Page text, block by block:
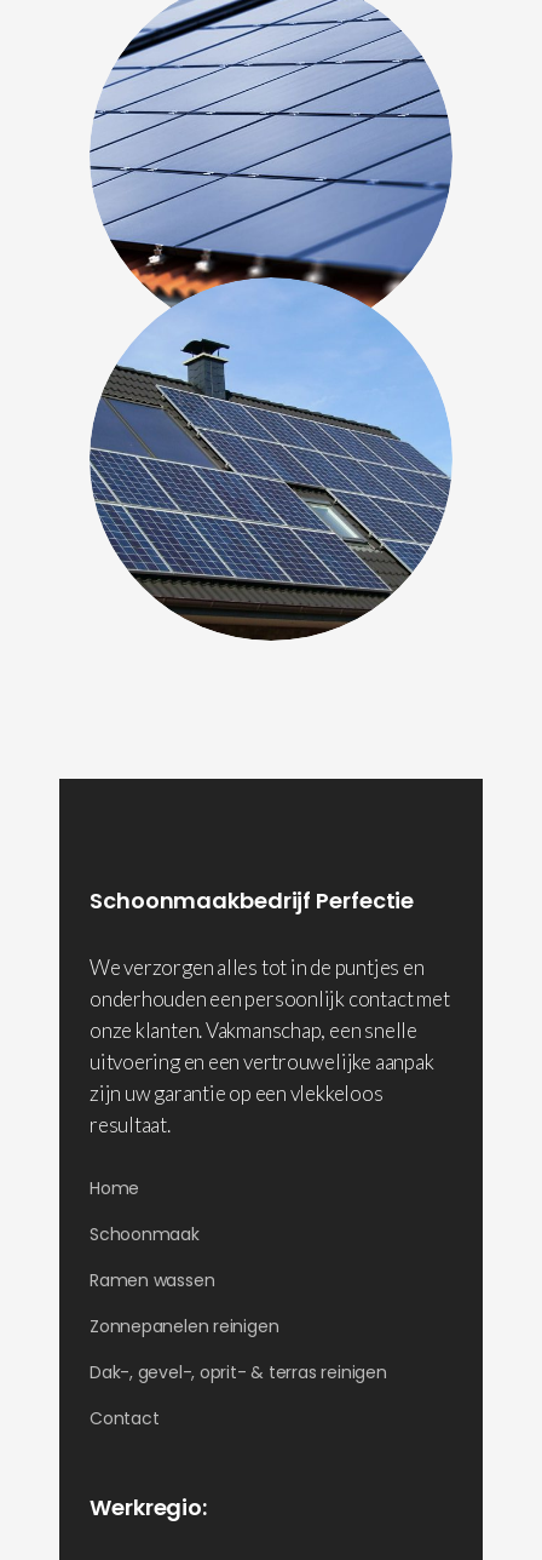
Schoonmaakbedrijf Perfectie
We verzorgen alles tot in de puntjes en
onderhouden een persoonlijk contact met
onze klanten. Vakmanschap, een snelle
uitvoering en een vertrouwelijke aanpak
zijn uw garantie op een vlekkeloos
resultaat.
Home
Schoonmaak
Ramen wassen
Zonnepanelen reinigen
Dak-, gevel-, oprit- & terras reinigen
Contact
Werkregio: